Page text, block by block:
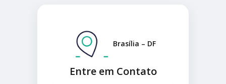
Entre em Contato
Brasília – DF